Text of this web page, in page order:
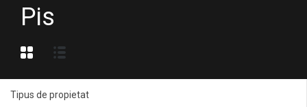
Pis
Tipus de propietat